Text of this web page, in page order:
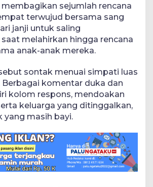
membagikan sejumlah rencana
terwujud bersama sang
janji untuk saling
melahirkan hingga rencana
anak-anak mereka.
sontak menuai simpati luas
Berbagai komentar duka dan
kolom respons, mendoakan
keluarga yang ditinggalkan,
yang masih bayi.